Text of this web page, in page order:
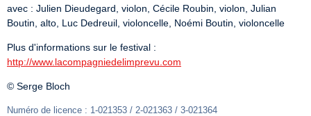
avec : Julien Dieudegard, violon, Cécile Roubin, violon, Julian
Boutin, alto, Luc Dedreuil, violoncelle, Noémi Boutin, violoncelle
http://www.lacompagniedelimprevu.com
© Serge Bloch
Numéro de licence : 1-021353 / 2-021363 / 3-021364